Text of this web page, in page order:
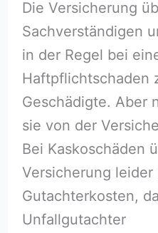
Die Versicherung
Sachverständigen
in der Regel bei
Haftpflichtschaden
Geschädigte. Aber
sie von der
Bei Kaskoschäden
Versicherung
Gutachterkosten,
Unfallgutachter